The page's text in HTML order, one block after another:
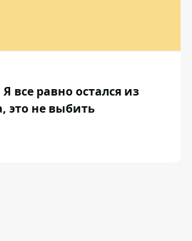
все равно остался из
это не выбить